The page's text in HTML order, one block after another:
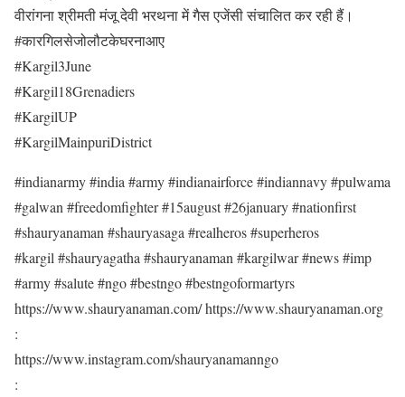
वीरांगना श्रीमती मंजू देवी भरथना में गैस एजेंसी संचालित कर रही हैं।
#कारगिलसेजोलौटकेघरनाआए
#Kargil3June
#Kargil18Grenadiers
#KargilUP
#KargilMainpuriDistrict
#indianarmy #india #army #indianairforce #indiannavy #pulwama
#galwan #freedomfighter #15august #26january #nationfirst
#shauryanaman #shauryasaga #realheros #superheros
#kargil #shauryagatha #shauryanaman #kargilwar #news #imp
#army #salute #ngo #bestngo #bestngoformartyrs
https://www.shauryanaman.com/ https://www.shauryanaman.org
:
https://www.instagram.com/shauryanamanngo
: